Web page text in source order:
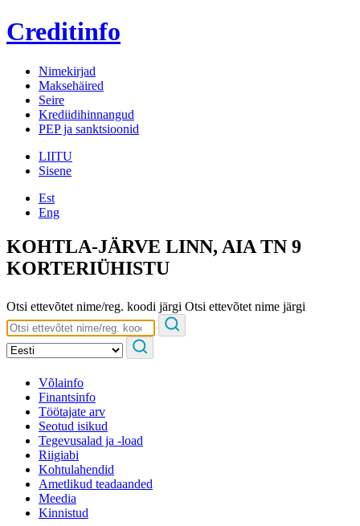
Creditinfo
Nimekirjad
Maksehäired
Seire
Krediidihinnangud
PEP ja sanktsioonid
LIITU
Sisene
Est
Eng
KOHTLA-JÄRVE LINN, AIA TN 9
KORTERIÜHISTU
Otsi ettevõtet nime/reg. koodi järgi Otsi ettevõtet nime järgi
Võlainfo
Finantsinfo
Töötajate arv
Seotud isikud
Tegevusalad ja -load
Riigiabi
Kohtulahendid
Ametlikud teadaanded
Meedia
Kinnistud